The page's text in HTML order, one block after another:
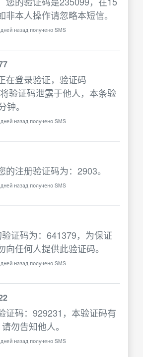
非本人操作请忽略本短信。
назад получено SMS
在登录验证，验证码
验证码泄露于他人，本条验
钟。
назад получено SMS
的注册验证码为：2903。
назад получено SMS
验证码为：641379，为保证
向任何人提供此验证码。
назад получено SMS
证码：929231，本验证码有
勿告知他人。
назад получено SMS